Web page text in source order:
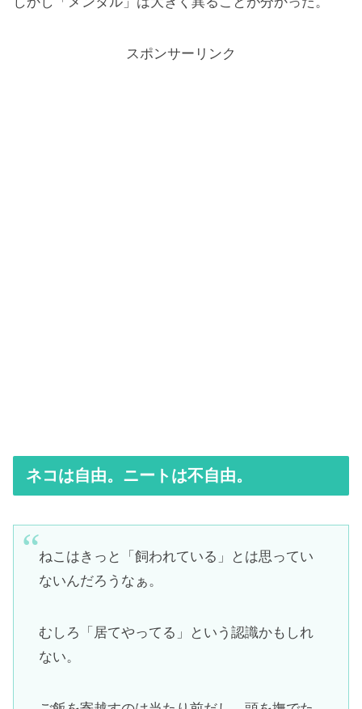
スポンサーリンク
ネコは自由。ニートは不自由。
ねこはきっと「飼われている」とは思ってい
ないんだろうなぁ。
むしろ「居てやってる」という認識かもしれ
ない。